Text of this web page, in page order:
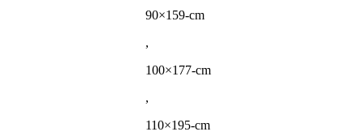
90×159-cm
,
100×177-cm
,
110×195-cm